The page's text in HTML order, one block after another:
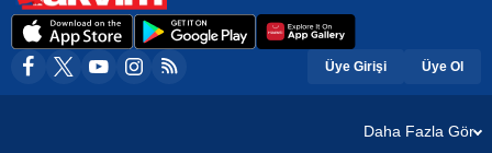
Üye Girişi Üye Ol
Daha Fazla Gör